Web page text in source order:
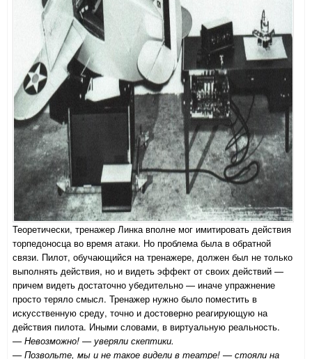
Теоретически, тренажер Линка вполне мог имитировать действия
торпедоносца во время атаки. Но проблема была в обратной
связи. Пилот, обучающийся на тренажере, должен был не только
выполнять действия, но и видеть эффект от своих действий —
причем видеть достаточно убедительно — иначе упражнение
просто теряло смысл. Тренажер нужно было поместить в
искусственную среду, точно и достоверно реагирующую на
действия пилота. Иными словами, в виртуальную реальность.
— Невозможно! — уверяли скептики.
— Позвольте, мы и не такое видели в театре! — стояли на